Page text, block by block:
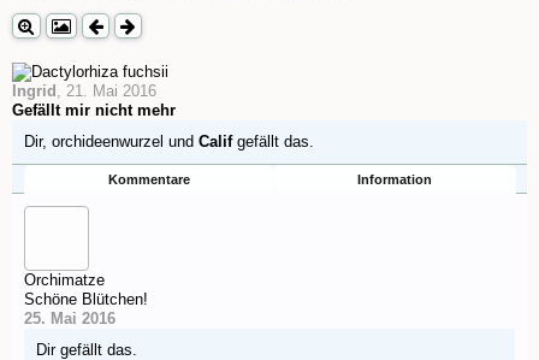
Ingrid , 21. Mai 2016
Gefällt mir nicht mehr
Dir, orchideenwurzel und Califgefällt das.
Kommentare Information
Orchimatze
Schöne Blütchen!
25. Mai 2016
Dir gefällt das.